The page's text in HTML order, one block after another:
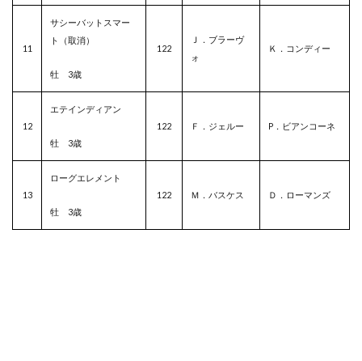
11
サシーバットスマー
ト（取消）
牡 3歳
122
Ｊ．ブラーヴ
ォ
Ｋ．コンディー
12
エテインディアン
牡 3歳
122 Ｆ．ジェルー P．ビアンコーネ
13
ローグエレメント
牡 3歳
122 Ｍ．バスケス Ｄ．ローマンズ